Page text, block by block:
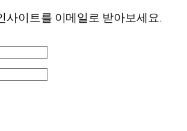
사이트를 이메일로 받아보세요.